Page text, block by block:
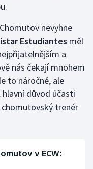
nevyhne
Estudiantes měl
a
nás čekají mnohem
to náročné, ale
důvod účasti
trenér
v ECW: